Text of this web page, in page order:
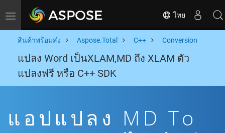
Toggle navigation ไทย
สินค้าพร้อมส่ง Aspose.Total C++ Conversion
แปลง Word เป็นXLAM,MD ถึง XLAM ตัว
แปลงฟรี หรือ C++ SDK
แอปแปลง MD To